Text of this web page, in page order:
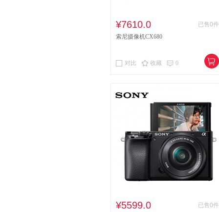
¥7610.0
已售0件
索尼摄像机CX680
对比 收藏 0
¥5599.0
已售0件